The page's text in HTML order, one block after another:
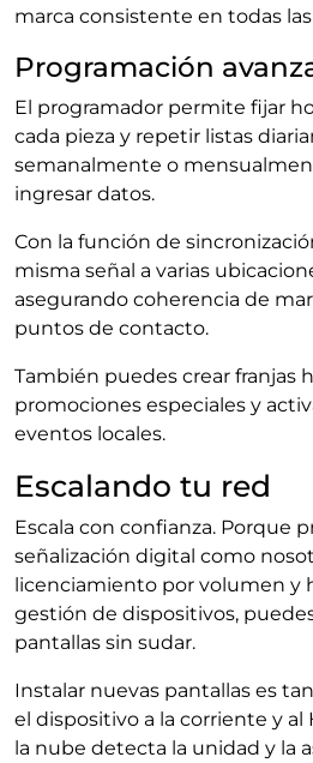
marca consistente en todas
Programación
El programador permite fijar
cada pieza y repetir listas
semanalmente o
ingresar datos.
Con la función de
misma señal a varias
asegurando coherencia de
puntos de contacto.
También puedes crear franjas
promociones especiales y
eventos locales.
Escalando tu red
Escala con confianza. Porque
señalización digital como
licenciamiento por volumen y
gestión de dispositivos,
pantallas sin sudar.
Instalar nuevas pantallas es
el dispositivo a la corriente y al
la nube detecta la unidad y la